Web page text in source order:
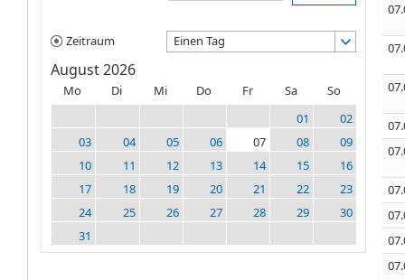
Zeitraum Einen Tag
August 2026
Mo Di Mi Do Fr Sa
So
01
02
03
04 05 06 07 08
09
10
11 12 13 14 15
16
17
18 19 20 21 22
23
24
25 26 27 28 29
30
31